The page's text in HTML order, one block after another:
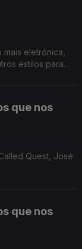
eletrónica,
estilos para
que nos
Quest, José
que nos